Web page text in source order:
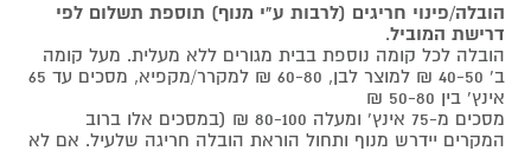
הובלה/פינוי חריגים (לרבות ע"י מנוף) תוספת תשלום לפי
דרישת המוביל.
הובלה לכל קומה נוספת בבית מגורים ללא מעלית. מעל קומה
ב' 40-50 ₪ למוצר לבן, 60-80 ₪ למקרר/מקפיא, מסכים עד 65
אינץ' בין 50-80 ₪
מסכים מ-75 אינץ' ומעלה 80-100 ₪ (במסכים אלו ברוב
המקרים יידרש מנוף ותחול הוראת הובלה חריגה שלעיל. אם לא